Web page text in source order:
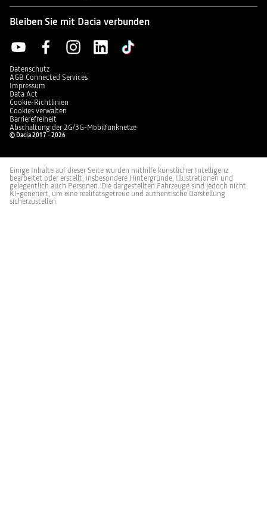
Bleiben Sie mit Dacia verbunden
Datenschutz
AGB Connected Services
Impressum
Data Act
Cookie-Richtlinien
Cookies verwalten
Barrierefreiheit
Abschaltung der 2G/3G-Mobilfunknetze
© Dacia 2017 - 2026
Einige Inhalte auf dieser Seite wurden mithilfe künstlicher Intelligenz
bearbeitet oder erstellt, insbesondere Hintergründe, Illustrationen und
gelegentlich auch Personen. Die dargestellten Fahrzeuge sind jedoch nicht
KI-generiert, um eine realitätsgetreue und authentische Darstellung
sicherzustellen.